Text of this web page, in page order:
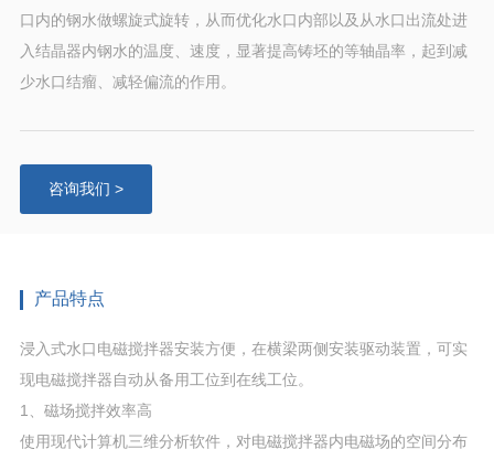
口内的钢水做螺旋式旋转，从而优化水口内部以及从水口出流处进
入结晶器内钢水的温度、速度，显著提高铸坯的等轴晶率，起到减
少水口结瘤、减轻偏流的作用。
咨询我们 >
产品特点
浸入式水口电磁搅拌器安装方便，在横梁两侧安装驱动装置，可实
现电磁搅拌器自动从备用工位到在线工位。
1、磁场搅拌效率高
使用现代计算机三维分析软件，对电磁搅拌器内电磁场的空间分布